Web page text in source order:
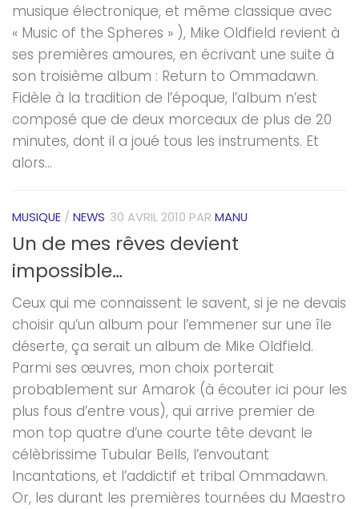
musique électronique, et même classique avec
« Music of the Spheres » ), Mike Oldfield revient à
ses premières amoures, en écrivant une suite à
son troisième album : Return to Ommadawn.
Fidèle à la tradition de l’époque, l’album n’est
composé que de deux morceaux de plus de 20
minutes, dont il a joué tous les instruments. Et
alors...
MUSIQUE / NEWS 30 AVRIL 2010 PAR MANU
Un de mes rêves devient
impossible…
Ceux qui me connaissent le savent, si je ne devais
choisir qu’un album pour l’emmener sur une île
déserte, ça serait un album de Mike Oldfield.
Parmi ses œuvres, mon choix porterait
probablement sur Amarok (à écouter ici pour les
plus fous d’entre vous), qui arrive premier de
mon top quatre d’une courte tête devant le
célèbrissime Tubular Bells, l’envoutant
Incantations, et l’addictif et tribal Ommadawn.
Or, les durant les premières tournées du Maestro